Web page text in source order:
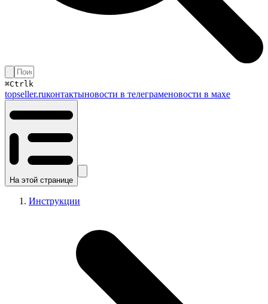
⌘Ctrl k
topseller.ruконтактыновости в телеграменовости в махе
На этой странице
Инструкции